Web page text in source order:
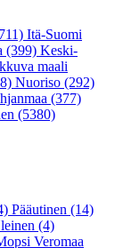
Itä-Suomi
(399) Keski-
maali
Nuoriso (292)
(377)
(5380)
Pääutinen (14)
(4)
Veromaa